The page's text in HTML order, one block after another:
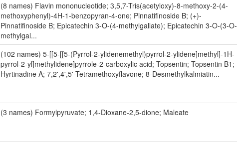
(8 names) Flavin mononucleotide; 3,5,7-Tris(acetyloxy)-8-methoxy-2-(4-
methoxyphenyl)-4H-1-benzopyran-4-one; Pinnatifinoside B; (+)-
Pinnatifinoside B; Epicatechin 3-O-(4-methylgallate); Epicatechin 3-O-(3-O-
methylgal...
(102 names) 5-[[5-[[5-(Pyrrol-2-ylidenemethyl)pyrrol-2-ylidene]methyl]-1H-
pyrrol-2-yl]methylidene]pyrrole-2-carboxylic acid; Topsentin; Topsentin B1;
Hyrtinadine A; 7,2',4',5'-Tetramethoxyflavone; 8-Desmethylkalmiatin...
(3 names) Formylpyruvate; 1,4-Dioxane-2,5-dione; Maleate